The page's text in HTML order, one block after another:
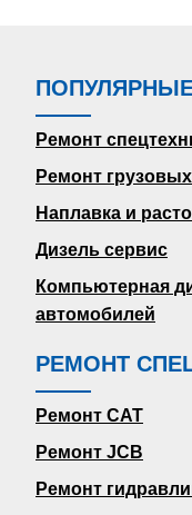
Ремонт
Ремонт
Наплавка и
Дизель сервис
Компьютерная
автомобилей
РЕМОНТ
Ремонт CAT
Ремонт JCB
Ремонт